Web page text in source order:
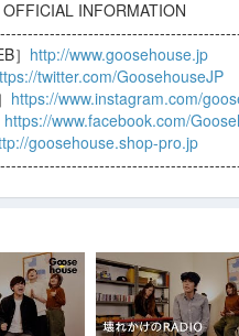
INFORMATION
］ http://www.goosehouse.jp
twitter.com/GoosehouseJP
https://www.instagram.com/
https://www.facebook.com/
goosehouse.shop-pro.jp